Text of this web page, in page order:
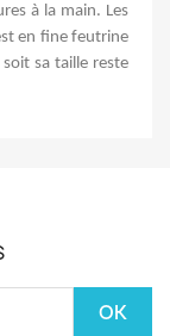
à la main. Les
en fine feutrine
sa taille reste